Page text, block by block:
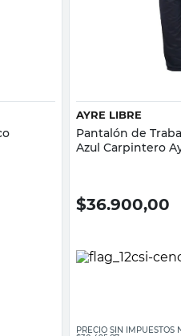
AYRE LIBRE
Pantalón de
Azul Carpintero
$36.900,00
PRECIO SIN IMPUESTOS